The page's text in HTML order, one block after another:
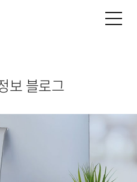
보 블로그